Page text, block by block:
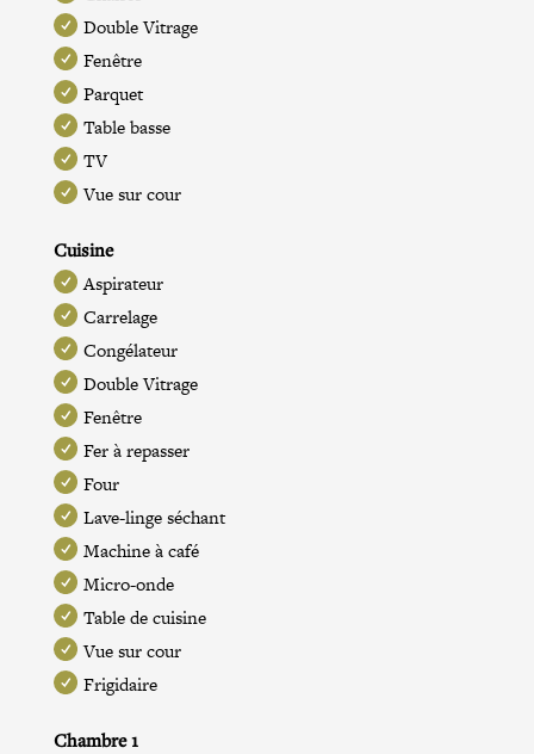
Double Vitrage
Fenêtre
Parquet
Table basse
TV
Vue sur cour
Cuisine
Aspirateur
Carrelage
Congélateur
Double Vitrage
Fenêtre
Fer à repasser
Four
Lave-linge séchant
Machine à café
Micro-onde
Table de cuisine
Vue sur cour
Frigidaire
Chambre 1